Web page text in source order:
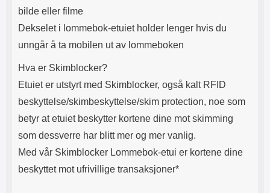
bilde eller filme
Dekselet i lommebok-etuiet holder lenger hvis du
unngår å ta mobilen ut av lommeboken
Hva er Skimblocker?
Etuiet er utstyrt med Skimblocker, også kalt RFID
beskyttelse/skimbeskyttelse/skim protection, noe som
betyr at etuiet beskytter kortene dine mot skimming
som dessverre har blitt mer og mer vanlig.
Med vår Skimblocker Lommebok-etui er kortene dine
beskyttet mot ufrivillige transaksjoner*